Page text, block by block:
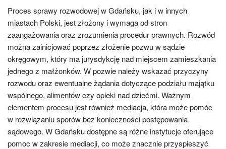
Proces sprawy rozwodowej w Gdańsku, jak i w innych
miastach Polski, jest złożony i wymaga od stron
zaangażowania oraz zrozumienia procedur prawnych. Rozwód
można zainicjować poprzez złożenie pozwu w sądzie
okręgowym, który ma jurysdykcję nad miejscem zamieszkania
jednego z małżonków. W pozwie należy wskazać przyczyny
rozwodu oraz ewentualne żądania dotyczące podziału majątku
wspólnego, alimentów czy opieki nad dziećmi. Ważnym
elementem procesu jest również mediacja, która może pomóc
w rozwiązaniu sporów bez konieczności postępowania
sądowego. W Gdańsku dostępne są różne instytucje oferujące
pomoc w zakresie mediacji, co może znacznie przyspieszyć